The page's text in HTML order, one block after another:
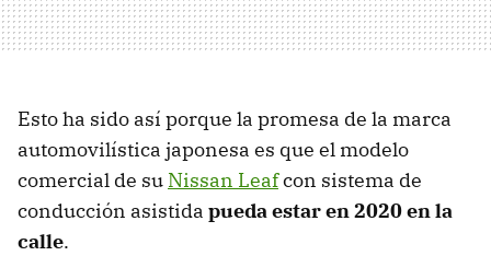
Esto ha sido así porque la promesa de la marca
automovilística japonesa es que el modelo
comercial de su Nissan Leafcon sistema de
conducción asistida pueda estar en 2020 en la
calle.